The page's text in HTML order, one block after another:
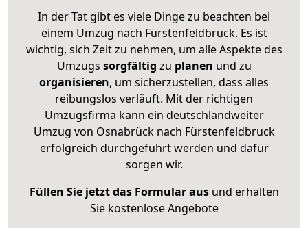
In der Tat gibt es viele Dinge zu beachten bei
einem Umzug nach Fürstenfeldbruck. Es ist
wichtig, sich Zeit zu nehmen, um alle Aspekte des
Umzugs sorgfältig zu planen und zu
organisieren, um sicherzustellen, dass alles
reibungslos verläuft. Mit der richtigen
Umzugsfirma kann ein deutschlandweiter
Umzug von Osnabrück nach Fürstenfeldbruck
erfolgreich durchgeführt werden und dafür
sorgen wir.
Füllen Sie jetzt das Formular ausund erhalten
Sie kostenlose Angebote